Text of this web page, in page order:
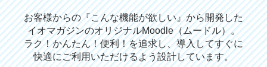
お客様からの『こんな機能が欲しい』から開発した
イオマガジンのオリジナルMoodle（ムードル）。
ラク！かんたん！便利！を追求し、導入してすぐに
快適にご利用いただけるよう設計しています。